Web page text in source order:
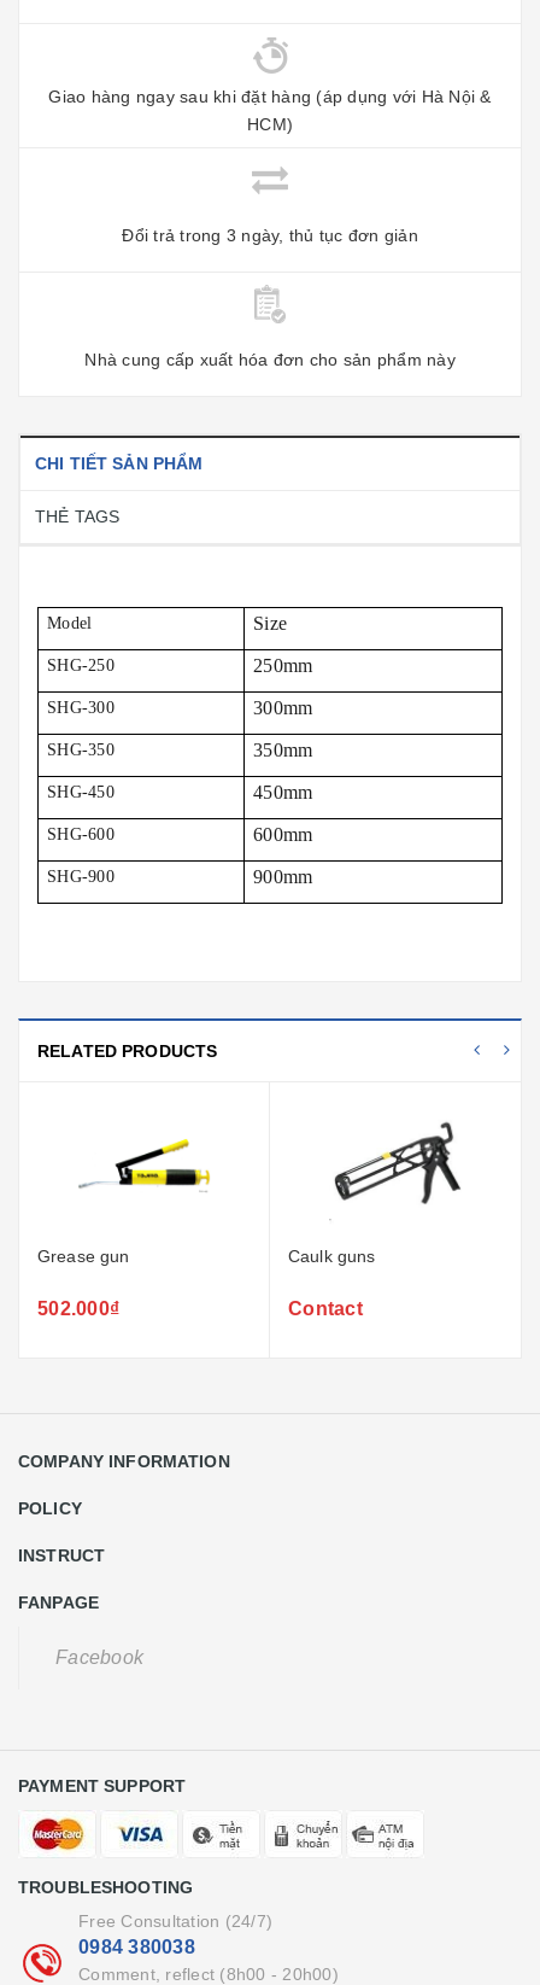
Giao hàng ngay sau khi đặt hàng (áp dụng với Hà Nội &
HCM)
Đổi trả trong 3 ngày, thủ tục đơn giản
Nhà cung cấp xuất hóa đơn cho sản phẩm này
CHI TIẾT SẢN PHẨM
THẺ TAGS
Model Size
SHG-250 250mm
SHG-300 300mm
SHG-350 350mm
SHG-450 450mm
SHG-600 600mm
SHG-900 900mm
RELATED PRODUCTS
Grease gun
502.000₫
Caulk guns
Contact
COMPANY INFORMATION
POLICY
INSTRUCT
FANPAGE
Facebook
PAYMENT SUPPORT
TROUBLESHOOTING
Free Consultation (24/7)
0984 380038
Comment, reflect (8h00 - 20h00)